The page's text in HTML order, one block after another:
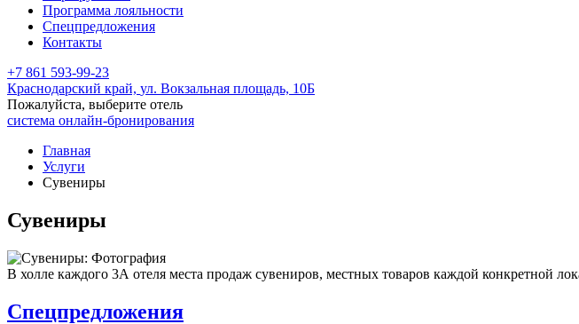
Программа лояльности
Спецпредложения
Контакты
+7 861 593-99-23
Краснодарский край, ул. Вокзальная площадь, 10Б
Пожалуйста, выберите отель
система онлайн-бронирования
Главная
Услуги
Сувениры
Сувениры
В холле каждого 3А отеля места продаж сувениров, местных товаров каждой конкретной
Спецпредложения